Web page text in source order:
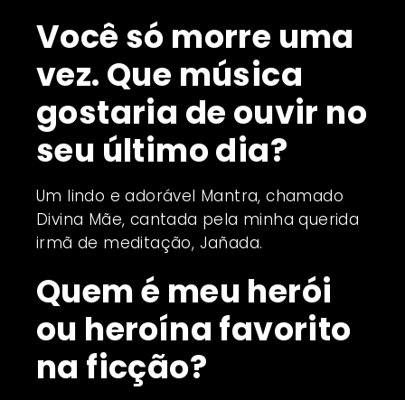
Você só morre uma
vez. Que música
gostaria de ouvir no
seu último dia?
Um lindo e adorável Mantra, chamado
Divina Mãe, cantada pela minha querida
irmã de meditação, Jañada.
Quem é meu herói
ou heroína favorito
na ficção?